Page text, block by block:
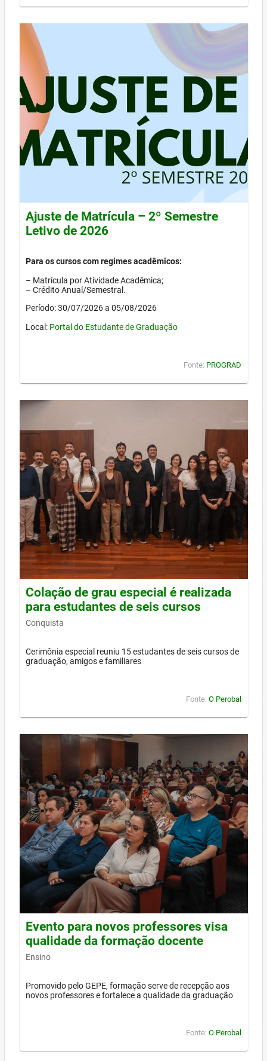
Ajuste de Matrícula – 2º Semestre
Letivo de 2026
Para os cursos com regimes acadêmicos:
– Matrícula por Atividade Acadêmica;
– Crédito Anual/Semestral.
Período: 30/07/2026 a 05/08/2026
Local: Portal do Estudante de Graduação
Fonte: PROGRAD
Colação de grau especial é realizada
para estudantes de seis cursos
Conquista
Cerimônia especial reuniu 15 estudantes de seis cursos de
graduação, amigos e familiares
Fonte: O Perobal
Evento para novos professores visa
qualidade da formação docente
Ensino
Promovido pelo GEPE, formação serve de recepção aos
novos professores e fortalece a qualidade da graduação
Fonte: O Perobal